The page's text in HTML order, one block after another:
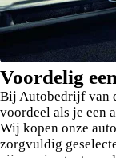
Voordelig
Bij Autobedrijf van
voordeel als je een
Wij kopen onze
zorgvuldig